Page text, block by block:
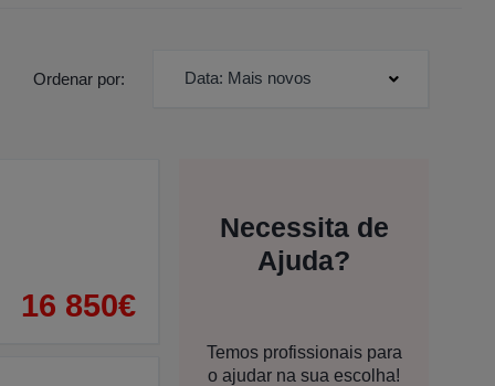
Ordenar por: Data: Mais novos
16 850€
Necessita de
Ajuda?
Temos profissionais para
o ajudar na sua escolha!